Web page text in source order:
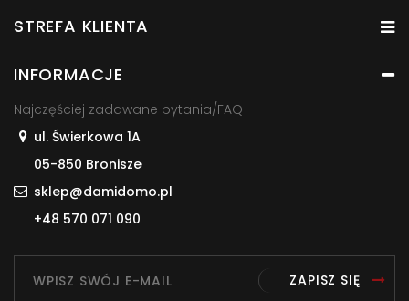
STREFA KLIENTA
INFORMACJE
Najczęściej zadawane pytania/FAQ
ul. Świerkowa 1A
05-850 Bronisze
sklep@damidomo.pl
+48 570 071 090
ZAPISZ SIĘ